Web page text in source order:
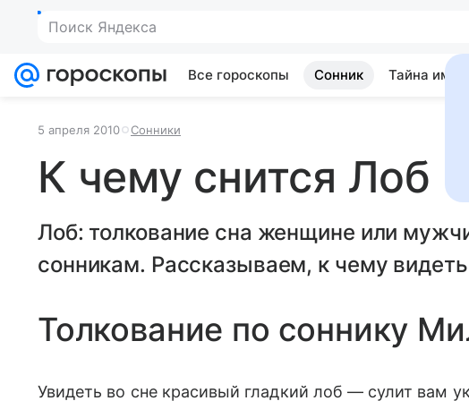
Все гороскопы Сонник Тайна имени
5 апреля 2010 Сонники
К чему снится Лоб
Лоб: толкование сна женщине или
сонникам. Рассказываем, к чему видеть
Толкование по соннику
Увидеть во сне красивый гладкий лоб — сулит вам